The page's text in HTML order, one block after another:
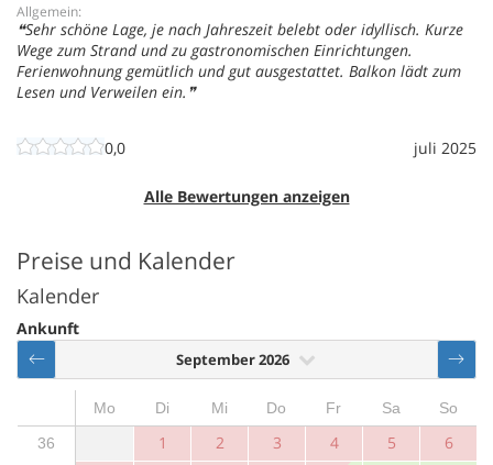
Allgemein:
Sehr schöne Lage, je nach Jahreszeit belebt oder idyllisch. Kurze
Wege zum Strand und zu gastronomischen Einrichtungen.
Ferienwohnung gemütlich und gut ausgestattet. Balkon lädt zum
Lesen und Verweilen ein.
0,0 juli 2025
Alle Bewertungen anzeigen
Preise und Kalender
Kalender
Ankunft
September 2026
Mo Di Mi Do Fr Sa
So
36
1 2 3 4 5 6